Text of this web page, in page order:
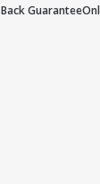
Guarantee